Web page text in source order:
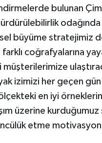
bulunan
odağında
büyüme stratejimiz
coğrafyalarına
izimizi her geçen
en iyi
üzerine
etme